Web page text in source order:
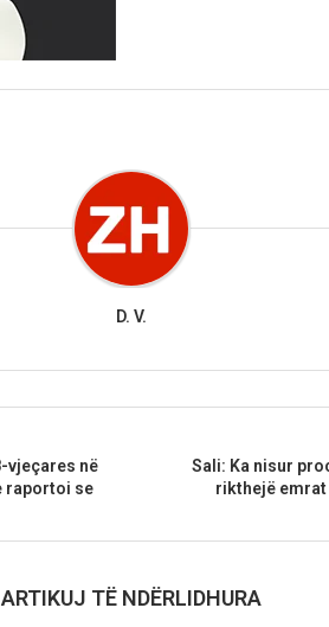
D. V.
vjeçares në
raportoi se
Sali: Ka nisur
rikthejë emrat
ARTIKUJ TË NDËRLIDHURA